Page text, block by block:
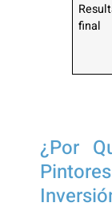
final
¿Por